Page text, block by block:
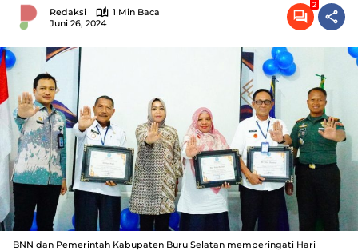
Redaksi
1 Min Baca
Juni 26, 2024
2
BNN dan Pemerintah Kabupaten Buru Selatan memperingati Hari